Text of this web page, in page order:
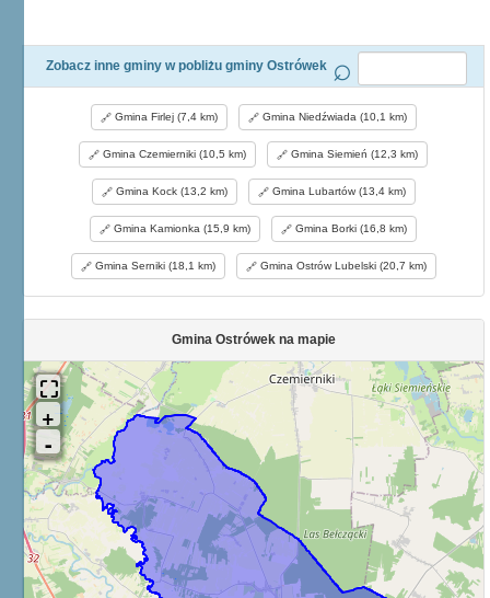
Zobacz inne gminy w pobliżu gminy Ostrówek
Gmina Firlej (7,4 km) Gmina Niedźwiada (10,1 km)
Gmina Czemierniki (10,5 km) Gmina Siemień (12,3 km)
Gmina Kock (13,2 km) Gmina Lubartów (13,4 km)
Gmina Kamionka (15,9 km) Gmina Borki (16,8 km)
Gmina Serniki (18,1 km) Gmina Ostrów Lubelski (20,7 km)
Gmina Ostrówek na mapie